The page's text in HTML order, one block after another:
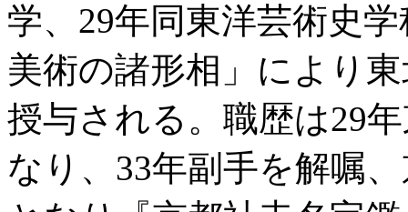
学、29年同東洋芸術史
美術の諸形相」により
授与される。職歴は29
なり、33年副手を解嘱